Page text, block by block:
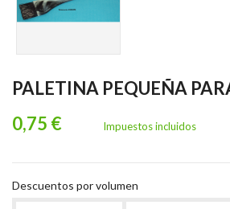
PALETINA PEQUEÑA
0,75 €
Impuestos incluidos
Descuentos por volumen